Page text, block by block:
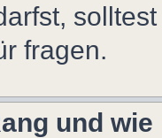
fragen.
und